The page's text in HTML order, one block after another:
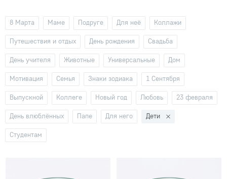
8 Марта Маме Подруге Для неё Коллажи
Путешествия и отдых День рождения Свадьба
День учителя Животные Универсальные Дом
Мотивация Семья Знаки зодиака 1 Сентября
Выпускной Коллеге Новый год Любовь 23 февраля
День влюблённых Папе Для него Дети
Студентам